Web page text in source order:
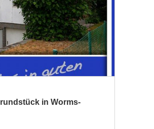
in Worms-